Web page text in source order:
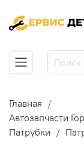
Главная
Автозапчасти
Патрубки